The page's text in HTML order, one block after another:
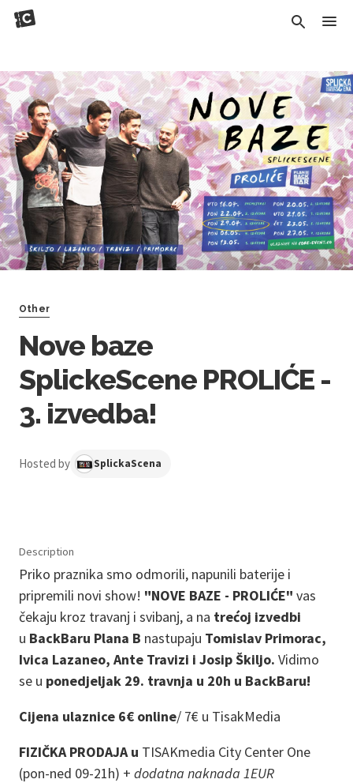
Other
Nove baze
SplickeScene PROLIĆE -
3. izvedba!
Hosted by SplickaScena
Description
Priko praznika smo odmorili, napunili baterije i
pripremili novi show! "NOVE BAZE - PROLIĆE" vas
čekaju kroz travanj i svibanj, a na trećoj izvedbi
u BackBaru Plana B nastupaju Tomislav Primorac,
Ivica Lazaneo, Ante Travizi i Josip Škiljo. Vidimo
se u ponedjeljak 29. travnja u 20h u BackBaru!
Cijena ulaznice 6€ online/ 7€ u TisakMedia
FIZIČKA PRODAJA u TISAKmedia City Center One
(pon-ned 09-21h) + dodatna naknada 1EUR